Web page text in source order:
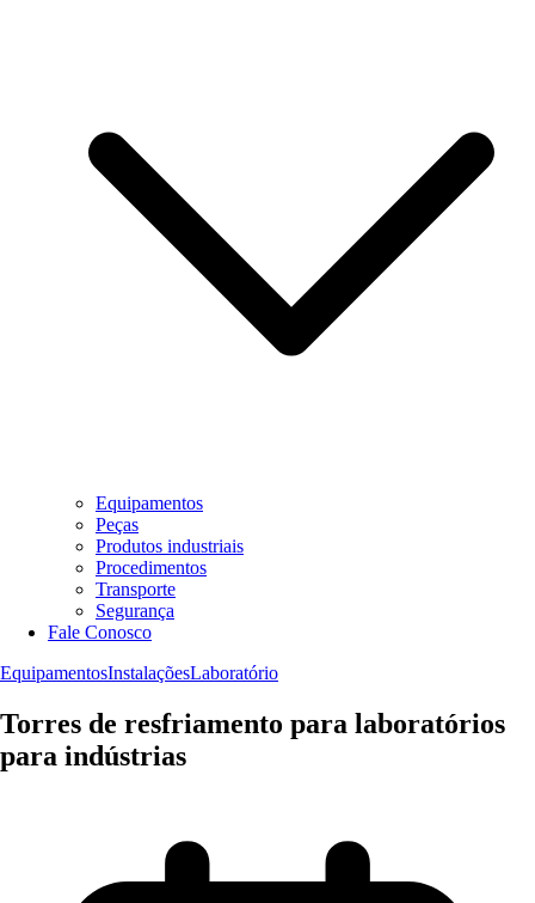
Equipamentos
Peças
Produtos industriais
Procedimentos
Transporte
Segurança
Fale Conosco
EquipamentosInstalaçõesLaboratório
Torres de resfriamento para laboratórios
para indústrias